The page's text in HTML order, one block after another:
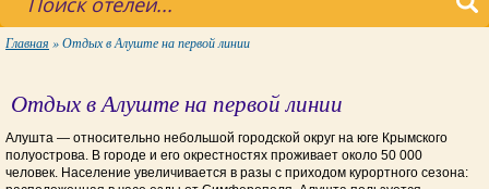
Главная »Отдых в Алуште на первой линии
Отдых в Алуште на первой линии
Алушта — относительно небольшой городской округ на юге Крымского
полуострова. В городе и его окрестностях проживает около 50 000
человек. Население увеличивается в разы с приходом курортного сезона: